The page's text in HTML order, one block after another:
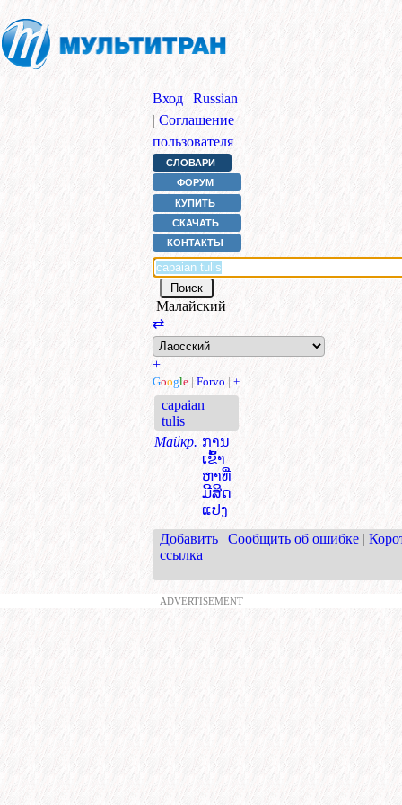
Вход | Russian
| Соглашение
пользователя
СЛОВАРИ
ФОРУМ
КУПИТЬ
СКАЧАТЬ
КОНТАКТЫ
Малайский
⇄
+
Google | Forvo | +
capaian
tulis
Майкр. ການ
ເຂົ້າ
ຫາທີ່
ມີສິດ
ແປງ
Добавить | Сообщить об ошибке |
ссылка
ADVERTISEMENT